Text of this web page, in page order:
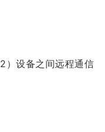
2）设备之间远程通信